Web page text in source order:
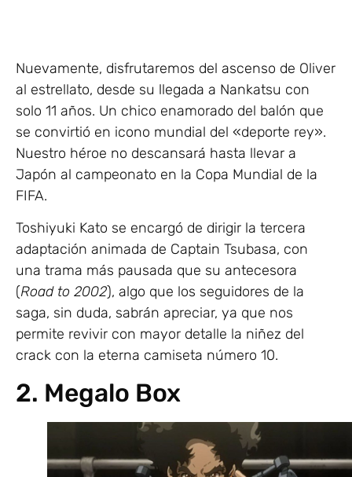
Nuevamente, disfrutaremos del ascenso de Oliver
al estrellato, desde su llegada a Nankatsu con
solo 11 años. Un chico enamorado del balón que
se convirtió en icono mundial del «deporte rey».
Nuestro héroe no descansará hasta llevar a
Japón al campeonato en la Copa Mundial de la
FIFA.
Toshiyuki Kato se encargó de dirigir la tercera
adaptación animada de Captain Tsubasa, con
una trama más pausada que su antecesora
(Road to 2002), algo que los seguidores de la
saga, sin duda, sabrán apreciar, ya que nos
permite revivir con mayor detalle la niñez del
crack con la eterna camiseta número 10.
2. Megalo Box